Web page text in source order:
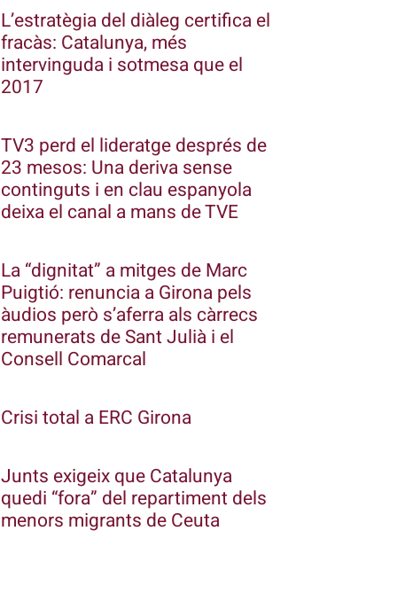
L’estratègia del diàleg certifica el
fracàs: Catalunya, més
intervinguda i sotmesa que el
2017
TV3 perd el lideratge després de
23 mesos: Una deriva sense
continguts i en clau espanyola
deixa el canal a mans de TVE
La “dignitat” a mitges de Marc
Puigtió: renuncia a Girona pels
àudios però s’aferra als càrrecs
remunerats de Sant Julià i el
Consell Comarcal
Crisi total a ERC Girona
Junts exigeix que Catalunya
quedi “fora” del repartiment dels
menors migrants de Ceuta